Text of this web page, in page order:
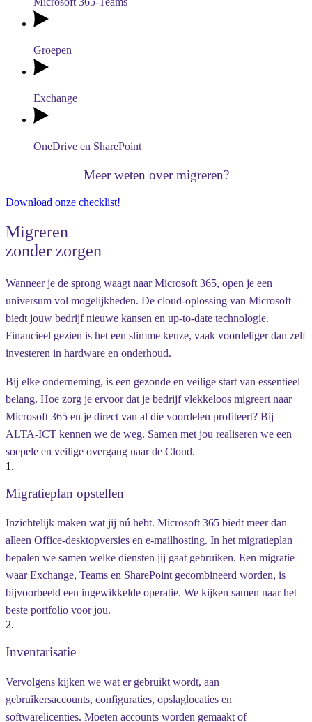
Groepen
Exchange
OneDrive en SharePoint
Meer weten over migreren?
Download onze checklist!
Migreren
zonder zorgen
Wanneer je de sprong waagt naar Microsoft 365, open je een
universum vol mogelijkheden. De cloud-oplossing van Microsoft
biedt jouw bedrijf nieuwe kansen en up-to-date technologie.
Financieel gezien is het een slimme keuze, vaak voordeliger dan zelf
investeren in hardware en onderhoud.
Bij elke onderneming, is een gezonde en veilige start van essentieel
belang. Hoe zorg je ervoor dat je bedrijf vlekkeloos migreert naar
Microsoft 365 en je direct van al die voordelen profiteert? Bij
ALTA-ICT kennen we de weg. Samen met jou realiseren we een
soepele en veilige overgang naar de Cloud.
1.
Migratieplan opstellen
Inzichtelijk maken wat jij nú hebt. Microsoft 365 biedt meer dan
alleen Office-desktopversies en e-mailhosting. In het migratieplan
bepalen we samen welke diensten jij gaat gebruiken. Een migratie
waar Exchange, Teams en SharePoint gecombineerd worden, is
bijvoorbeeld een ingewikkelde operatie. We kijken samen naar het
beste portfolio voor jou.
2.
Inventarisatie
Vervolgens kijken we wat er gebruikt wordt, aan
gebruikersaccounts, configuraties, opslaglocaties en
softwarelicenties. Moeten accounts worden gemaakt of